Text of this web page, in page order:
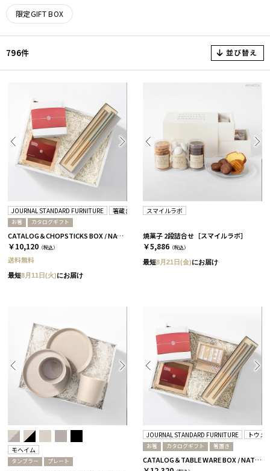
限定GIFT BOX
796件 並び替え
JOURNAL STANDARD FURNITURE 箸蔵まつかん
お箸 カタログギフト
CATALOG＆CHOPSTICKS BOX / NATURAL / 浜色＆雲色 / 椿
￥10,120 （税込）
送料無料
最短8月11日(火)にお届け
スマイルラボ
焼菓子 2段詰合せ［スマイルラボ］
￥5,886 （税込）
最短8月21日(金)にお届け
モヘイム
タンブラー プレート
JOURNAL STANDARD FURNITURE トウメ
お箸 カタログギフト 箸置き
CATALOG＆TABLE WARE BOX / NATURAL / 浜色＆雲色 / 椿